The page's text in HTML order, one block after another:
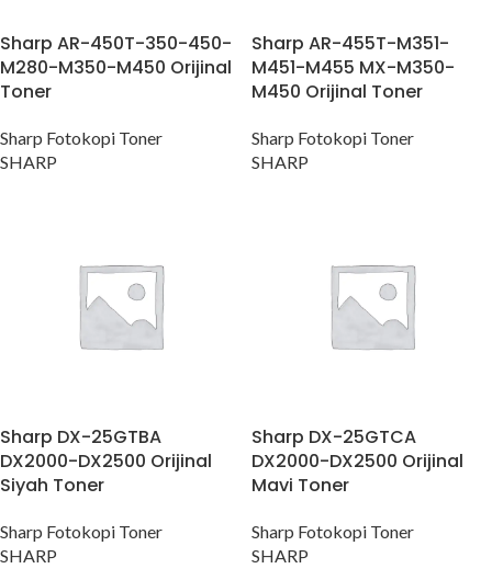
Sharp AR-450T-350-450-
M280-M350-M450 Orijinal
Toner
Sharp Fotokopi Toner
SHARP
Sharp AR-455T-M351-
M451-M455 MX-M350-
M450 Orijinal Toner
Sharp Fotokopi Toner
SHARP
Sharp DX-25GTBA
DX2000-DX2500 Orijinal
Siyah Toner
Sharp Fotokopi Toner
SHARP
Sharp DX-25GTCA
DX2000-DX2500 Orijinal
Mavi Toner
Sharp Fotokopi Toner
SHARP